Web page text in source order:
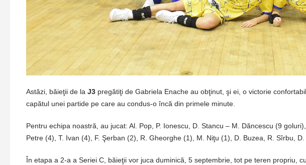
Astăzi, băieţii de la J3 pregătiţi de Gabriela Enache au obţinut, şi ei, o victorie
capătul unei partide pe care au condus-o încă din primele minute.
Pentru echipa noastră, au jucat: Al. Pop, P. Ionescu, D. Stancu – M. Dăncescu (9
Petre (4), T. Ivan (4), F. Şerban (2), R. Gheorghe (1), M. Niţu (1), D. Buzea, R. Sîrbu, D.
În etapa a 2-a a Seriei C, băieţii vor juca duminică, 5 septembrie, tot pe teren propriu,